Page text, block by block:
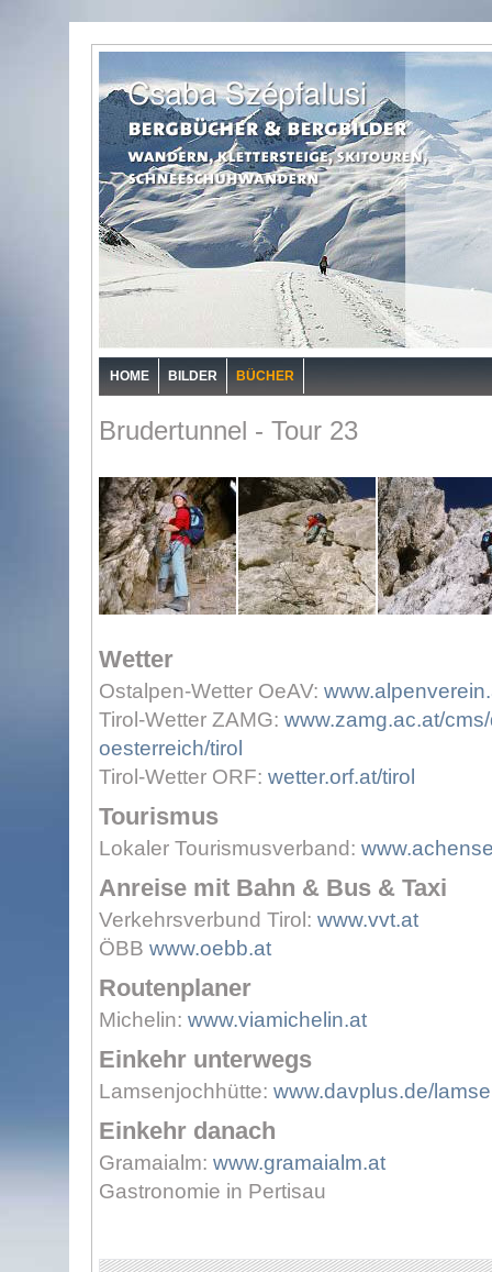
HOME BILDER BÜCHER
Brudertunnel - Tour 23
Wetter
Ostalpen-Wetter OeAV:
Tirol-Wetter ZAMG: www.zamg.ac.at/
oesterreich/tirol
Tirol-Wetter ORF: wetter.orf.at/tirol
Tourismus
Lokaler Tourismusverband:
Anreise mit Bahn & Bus & Taxi
Verkehrsverbund Tirol: www.vvt.at
ÖBB www.oebb.at
Routenplaner
Michelin: www.viamichelin.at
Einkehr unterwegs
Lamsenjochhütte: www.davplus.de/
Einkehr danach
Gramaialm: www.gramaialm.at
Gastronomie in Pertisau